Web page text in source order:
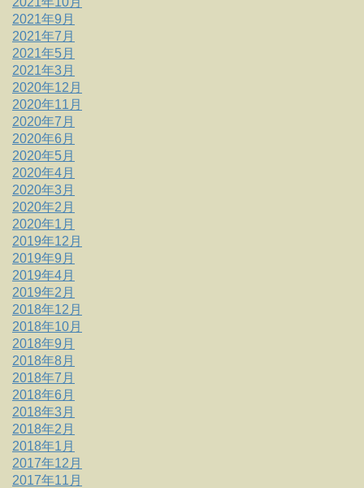
2021年9月
2021年7月
2021年5月
2021年3月
2020年12月
2020年11月
2020年7月
2020年6月
2020年5月
2020年4月
2020年3月
2020年2月
2020年1月
2019年12月
2019年9月
2019年4月
2019年2月
2018年12月
2018年10月
2018年9月
2018年8月
2018年7月
2018年6月
2018年3月
2018年2月
2018年1月
2017年12月
2017年11月